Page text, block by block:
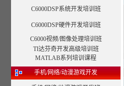
C6000DSP系统开发培训班
C6000DSP硬件开发培训班
C6000视频/图像处理培训班
TI达芬奇开发高级培训班
MATLAB系列培训课程
手机/网络/动漫游戏开发